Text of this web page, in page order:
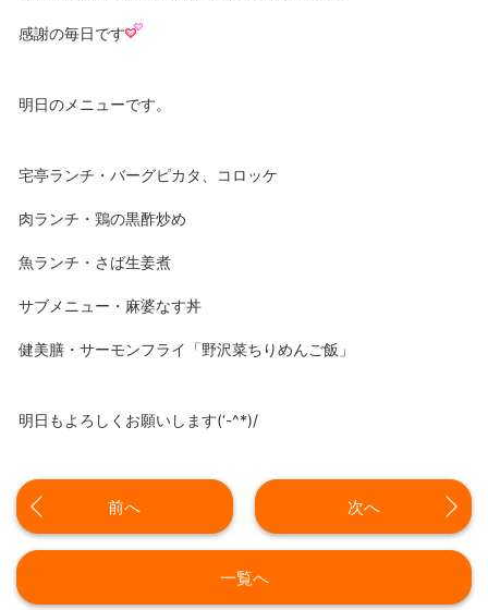
感謝の毎日です
明日のメニューです。
宅亭ランチ・バーグピカタ、コロッケ
肉ランチ・鶏の黒酢炒め
魚ランチ・さば生姜煮
サブメニュー・麻婆なす丼
健美膳・サーモンフライ「野沢菜ちりめんご飯」
明日もよろしくお願いします(‘-^*)/
前へ 次へ
一覧へ